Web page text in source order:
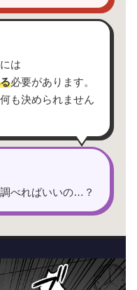
は
必要があります。
も決められません
べればいいの…？